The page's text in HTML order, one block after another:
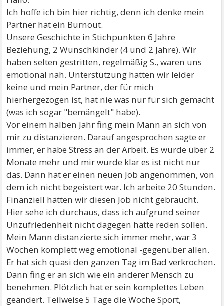
Ich hoffe ich bin hier richtig, denn ich denke mein
Partner hat ein Burnout.
Unsere Geschichte in Stichpunkten 6 Jahre
Beziehung, 2 Wunschkinder (4 und 2 Jahre). Wir
haben selten gestritten, regelmäßig S., waren uns
emotional nah. Unterstützung hatten wir leider
keine und mein Partner, der für mich
hierhergezogen ist, hat nie was nur für sich gemacht
(was ich sogar "bemängelt" habe).
Vor einem halben Jahr fing mein Mann an sich von
mir zu distanzieren. Darauf angesprochen sagte er
immer, er habe Stress an der Arbeit. Es wurde über 2
Monate mehr und mir wurde klar es ist nicht nur
das. Dann hat er einen neuen Job angenommen, von
dem ich nicht begeistert war. Ich arbeite 20 Stunden.
Finanziell hätten wir diesen Job nicht gebraucht.
Hier sehe ich durchaus, dass ich aufgrund seiner
Unzufriedenheit nicht dagegen hätte reden sollen.
Mein Mann distanzierte sich immer mehr, war 3
Wochen komplett weg emotional -gegenüber allen.
Er hat sich quasi den ganzen Tag im Bad verkrochen.
Dann fing er an sich wie ein anderer Mensch zu
benehmen. Plötzlich hat er sein komplettes Leben
geändert. Teilweise 5 Tage die Woche Sport,